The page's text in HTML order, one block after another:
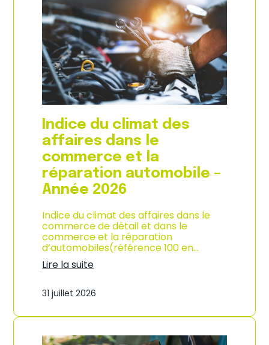
e
s
p
r
i
x
à
l
a
c
o
n
s
o
m
m
a
t
o
n
à
L
R
u
n
o
n
Indice du climat des
affaires dans le
commerce et la
réparation automobile –
Année 2026
Indice du climat des affaires dans le
commerce de détail et dans le
commerce et la réparation
d’automobiles(référence 100 en…
Lire la suite
n
i
e
31 juillet 2026